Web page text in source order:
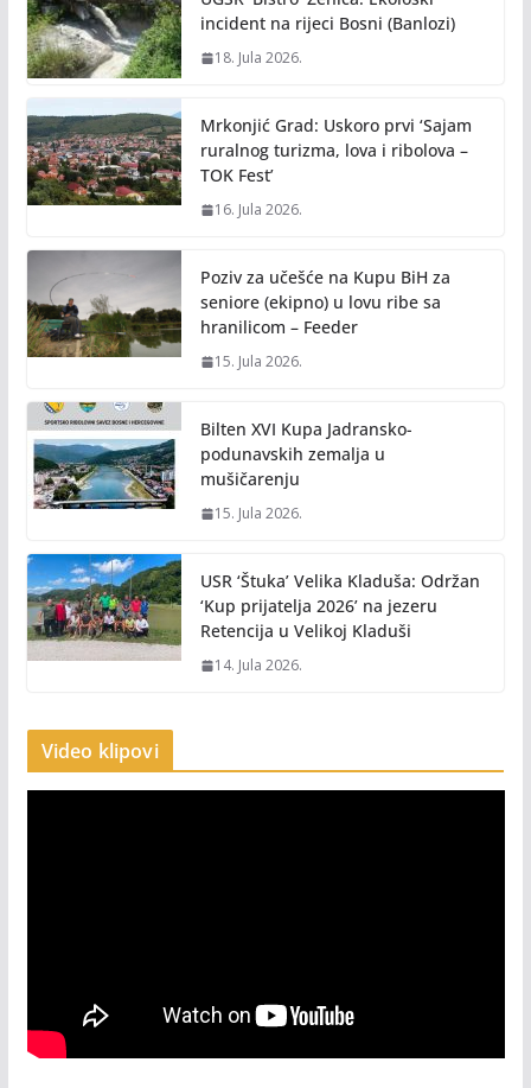
incident na rijeci Bosni (Banlozi)
18. Jula 2026.
Mrkonjić Grad: Uskoro prvi ‘Sajam
ruralnog turizma, lova i ribolova –
TOK Fest’
16. Jula 2026.
Poziv za učešće na Kupu BiH za
seniore (ekipno) u lovu ribe sa
hranilicom – Feeder
15. Jula 2026.
Bilten XVI Kupa Jadransko-
podunavskih zemalja u
mušičarenju
15. Jula 2026.
USR ‘Štuka’ Velika Kladuša: Održan
‘Kup prijatelja 2026’ na jezeru
Retencija u Velikoj Kladuši
14. Jula 2026.
Video klipovi